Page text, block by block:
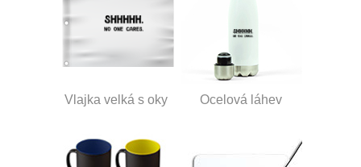
Vlajka velká s oky Ocelová láhev